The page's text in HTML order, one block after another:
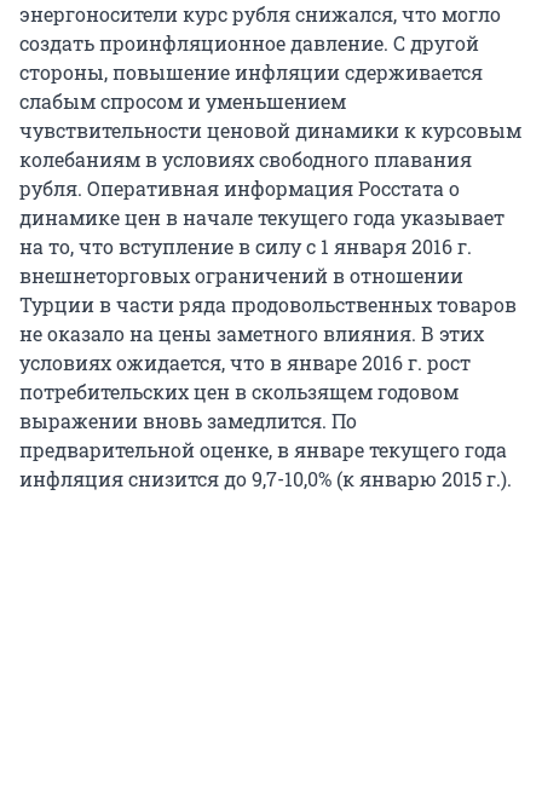
энергоносители курс рубля снижался, что могло
создать проинфляционное давление. С другой
стороны, повышение инфляции сдерживается
слабым спросом и уменьшением
чувствительности ценовой динамики к курсовым
колебаниям в условиях свободного плавания
рубля. Оперативная информация Росстата о
динамике цен в начале текущего года указывает
на то, что вступление в силу с 1 января 2016 г.
внешнеторговых ограничений в отношении
Турции в части ряда продовольственных товаров
не оказало на цены заметного влияния. В этих
условиях ожидается, что в январе 2016 г. рост
потребительских цен в скользящем годовом
выражении вновь замедлится. По
предварительной оценке, в январе текущего года
инфляция снизится до 9,7-10,0% (к январю 2015 г.).